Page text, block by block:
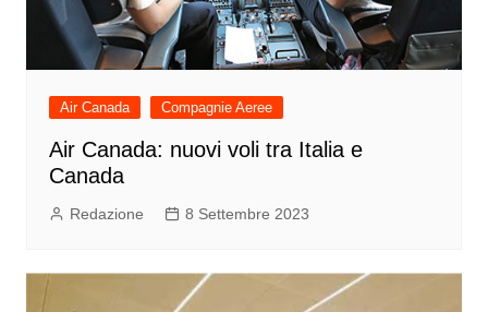
Air Canada Compagnie Aeree
Air Canada: nuovi voli tra Italia e
Canada
Redazione 8 Settembre 2023